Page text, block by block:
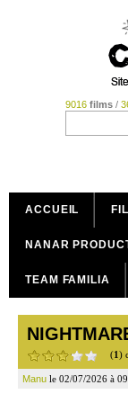
9016 films/
ACCUEIL
NANAR
TEAM FAMILIA
(1)
Manu le 02/07/2026 à